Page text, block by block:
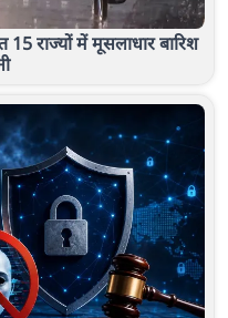
राज्यों में मूसलाधार बारिश